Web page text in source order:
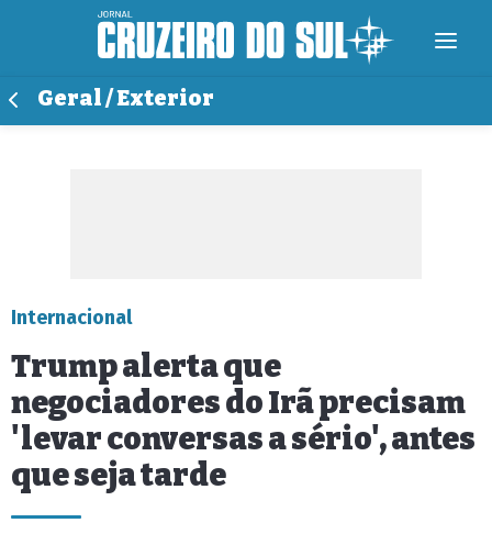
Geral / Exterior
Internacional
Trump alerta que
negociadores do Irã precisam
'levar conversas a sério', antes
que seja tarde